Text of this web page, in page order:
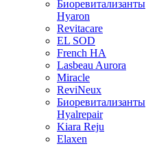
Биоревитализанты
Hyaron
Revitacare
EL SOD
French HA
Lasbeau Aurora
Miracle
ReviNeux
Биоревитализанты
Hyalrepair
Kiara Reju
Elaxen